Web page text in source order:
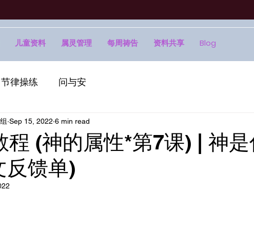
儿童资料 属灵管理 每周祷告 资料共享 Blog
节律操练 问与安
程 (神的属性*第7课) | 神
反馈单)
Sep 15, 2022 6 min read